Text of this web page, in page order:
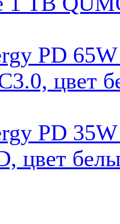
PD
цвет
PD
цвет